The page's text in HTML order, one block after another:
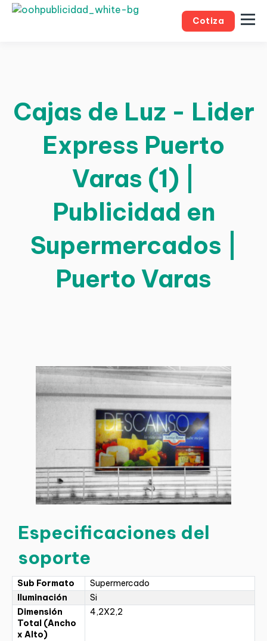
Cotiza
Cajas de Luz - Lider
Express Puerto
Varas (1) |
Publicidad en
Supermercados |
Puerto Varas
Especificaciones del
soporte
Sub Formato
Supermercado
Iluminación
Si
Dimensión
Total (Ancho
x Alto)
4,2X2,2